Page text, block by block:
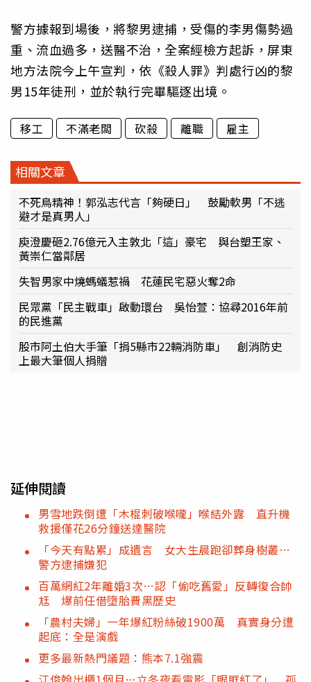
警方據報到場後，將黎男逮捕，受傷的李男傷勢過
重、流血過多，送醫不治，全案經檢方起訴，屏東
地方法院今上午宣判，依《殺人罪》判處行凶的黎
男15年徒刑，並於執行完畢驅逐出境。
移工 不滿老闆 砍殺 離職 雇主
相關文章
不死鳥精神！郭泓志代言「夠硬日」 鼓勵軟男「不逃
避才是真男人」
庾澄慶砸2.76億元入主敦北「這」豪宅 與台塑王家、
黃崇仁當鄰居
失智男家中燒螞蟻惹禍 花蓮民宅惡火奪2命
民眾黨「民主戰車」啟動環台 吳怡萱：協尋2016年前
的民進黨
股市阿土伯大手筆「捐5縣市22輛消防車」 創消防史
上最大筆個人捐贈
延伸閱讀
男雪地跌倒遭「木棍刺破喉嚨」喉結外露 直升機
救援僅花26分鐘送達醫院
「今天有點累」成遺言 女大生晨跑卻葬身樹叢…
警方逮捕嫌犯
百萬網紅2年離婚3次…認「偷吃舊愛」反轉復合帥
尪 爆前任借墮胎費黑歷史
「農村夫婦」一年爆紅粉絲破1900萬 真實身分遭
起底：全是演戲
更多最新熱門議題：熊本7.1強震